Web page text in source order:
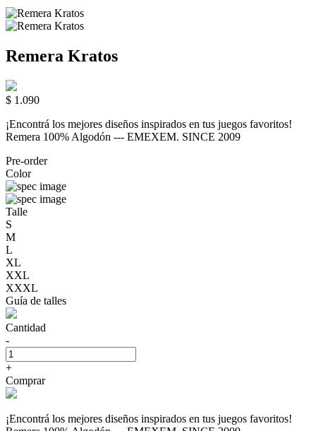
Remera Kratos
$ 1.090
¡Encontrá los mejores diseños inspirados en tus juegos favoritos!
Remera 100% Algodón --- EMEXEM. SINCE 2009
Pre-order
Color
Talle
S
M
L
XL
XXL
XXXL
Guía de talles
Cantidad
-
+
Comprar
¡Encontrá los mejores diseños inspirados en tus juegos favoritos!